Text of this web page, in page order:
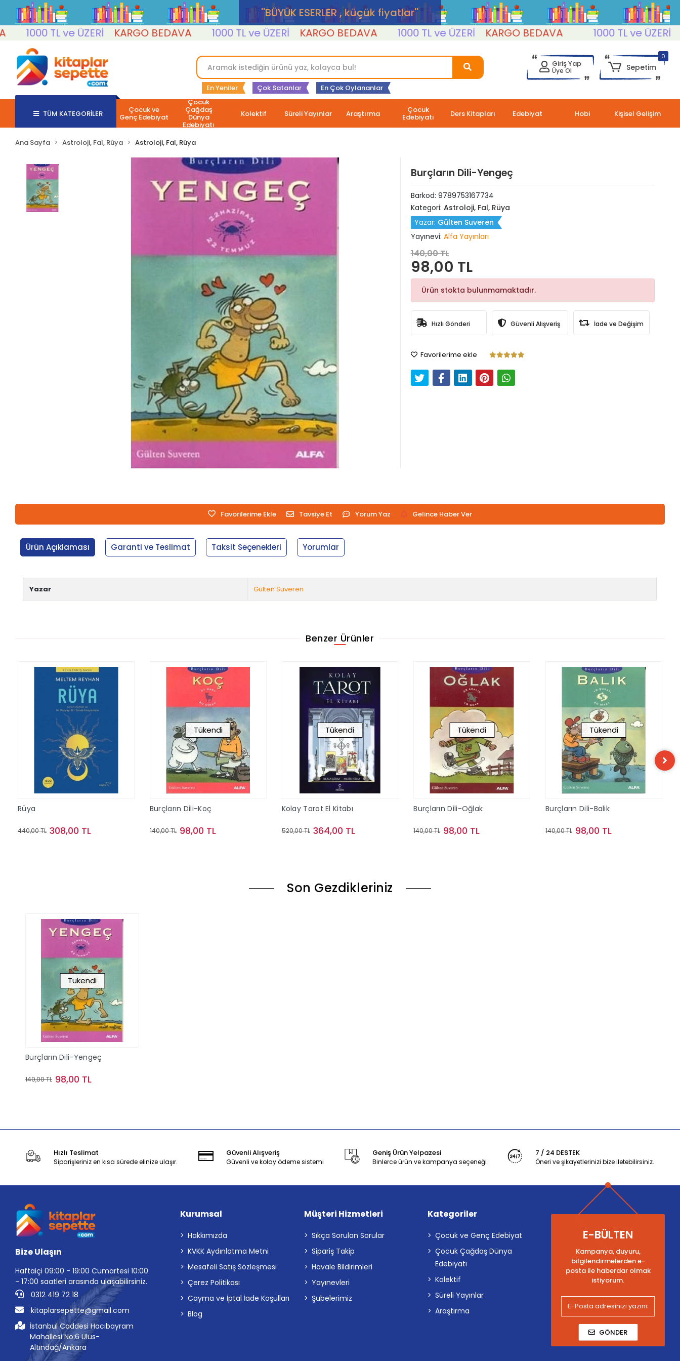
''BÜYÜK ESERLER , küçük fiyatlar''
1000 TL ve ÜZERİ
KARGO BEDAVA 1000 TL ve ÜZERİ KARGO BEDAVA 1000 TL ve ÜZERİ KARGO BEDAVA 1000 TL ve ÜZERİ
En Yeniler Çok Satanlar En Çok Oylananlar
Giriş Yap
Üye Ol
0
Sepetim
TÜM KATEGORİLER Çocuk ve
Genç Edebiyat
Çocuk
Çağdaş
Dünya
Edebiyatı
Kolektif Süreli Yayınlar Araştırma Çocuk
Edebiyatı Ders Kitapları Edebiyat Hobi Kişisel Gelişim
Ana Sayfa Astroloji, Fal, Rüya Astroloji, Fal, Rüya
Burçların Dili-Yengeç
Barkod: 9789753167734
Kategori: Astroloji, Fal, Rüya
Yazar: Gülten Suveren
Yayınevi: Alfa Yayınları
140,00 TL
98,00 TL
Ürün stokta bulunmamaktadır.
Hızlı Gönderi Güvenli Alışveriş İade ve Değişim
Favorilerime ekle
Favorilerime Ekle Tavsiye Et Yorum Yaz Gelince Haber Ver
Ürün Açıklaması Garanti ve Teslimat Taksit Seçenekleri Yorumlar
Yazar Gülten Suveren
Benzer Ürünler
Rüya
440,00 TL 308,00 TL
Tükendi
Burçların Dili-Koç
140,00 TL 98,00 TL
Tükendi
Kolay Tarot El Kitabı
520,00 TL 364,00 TL
Tükendi
Burçların Dili-Oğlak
140,00 TL 98,00 TL
Tükendi
Burçların Dili-Balik
140,00 TL 98,00 TL
Son Gezdikleriniz
Tükendi
Burçların Dili-Yengeç
140,00 TL 98,00 TL
Hızlı Teslimat
Siparişleriniz en kısa sürede elinize ulaşır.
Güvenli Alışveriş
Güvenli ve kolay ödeme sistemi
Geniş Ürün Yelpazesi
Binlerce ürün ve kampanya seçeneği
7 / 24 DESTEK
Öneri ve şikayetlerinizi bize iletebilirsiniz.
Bize Ulaşın
Haftaiçi 09:00 - 19:00 Cumartesi 10:00
- 17:00 saatleri arasında ulaşabilirsiniz.
0312 419 72 18
kitaplarsepette@gmail.com
İstanbul Caddesi Hacıbayram
Mahallesi No:6 Ulus-
Altındağ/Ankara
Kurumsal
Hakkımızda
KVKK Aydınlatma Metni
Mesafeli Satış Sözleşmesi
Çerez Politikası
Cayma ve İptal İade Koşulları
Blog
Müşteri Hizmetleri
Sıkça Sorulan Sorular
Sipariş Takip
Havale Bildirimleri
Yayınevleri
Şubelerimiz
Kategoriler
Çocuk ve Genç Edebiyat
Çocuk Çağdaş Dünya
Edebiyatı
Kolektif
Süreli Yayınlar
Araştırma
E-BÜLTEN
Kampanya, duyuru,
bilgilendirmelerden e-
posta ile haberdar olmak
istiyorum.
GÖNDER